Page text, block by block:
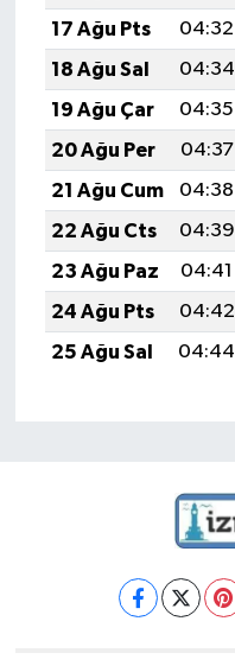
17 Ağu Pts
04:32
18 Ağu Sal
04:34
19 Ağu Çar
04:35
20 Ağu Per
04:37
21 Ağu Cum
04:38
22 Ağu Cts
04:39
23 Ağu Paz
04:41
24 Ağu Pts
04:42
25 Ağu Sal
04:44